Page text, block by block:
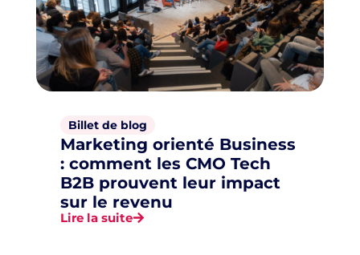
Billet de blog
Marketing orienté Business
: comment les CMO Tech
B2B prouvent leur impact
sur le revenu
Lire la suite